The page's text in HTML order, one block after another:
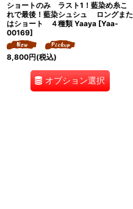
ショートのみ ラスト1！藍染め糸こ
れで最後！藍染シュシュ ロングまた
はショート ４種類 Yaaya [Yaa-
00169]
8,800円(税込)
オプション選択